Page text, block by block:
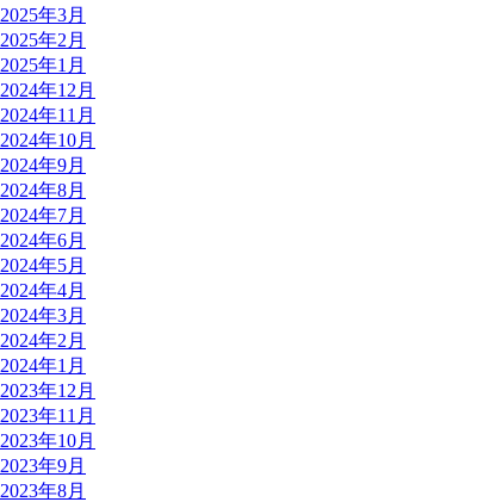
2025年3月
2025年2月
2025年1月
2024年12月
2024年11月
2024年10月
2024年9月
2024年8月
2024年7月
2024年6月
2024年5月
2024年4月
2024年3月
2024年2月
2024年1月
2023年12月
2023年11月
2023年10月
2023年9月
2023年8月